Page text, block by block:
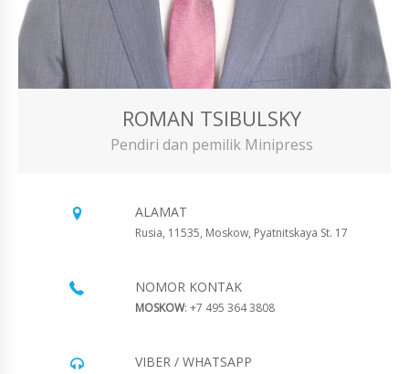
ROMAN TSIBULSKY
Pendiri dan pemilik Minipress
ALAMAT
Rusia, 11535, Moskow, Pyatnitskaya St. 17
NOMOR KONTAK
MOSKOW: +7 495 364 3808
VIBER / WHATSAPP